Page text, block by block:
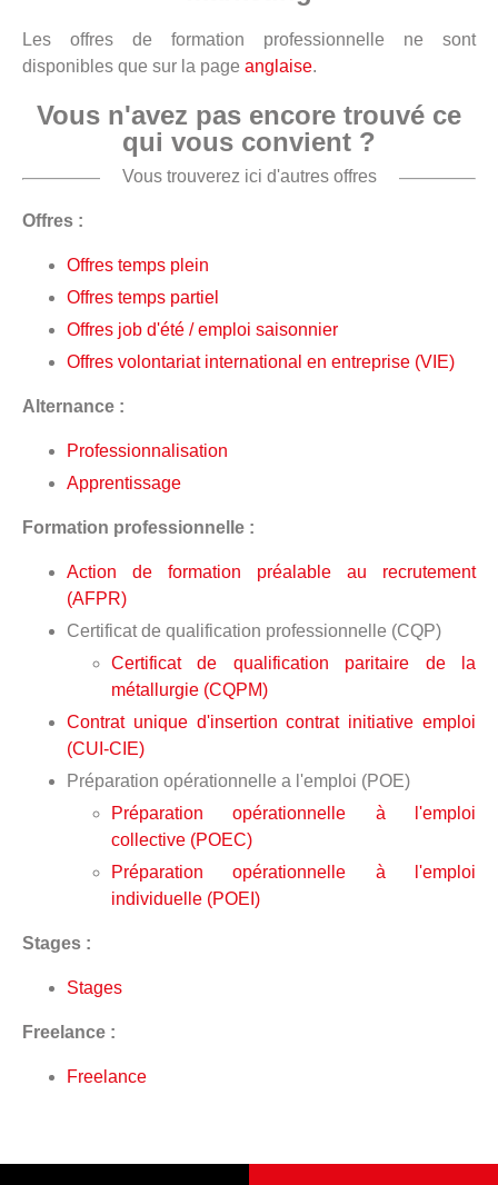
Les offres de formation professionnelle ne sont
disponibles que sur la page anglaise.
Vous n'avez pas encore trouvé ce
qui vous convient ?
Vous trouverez ici d'autres offres
Offres :
Offres temps plein
Offres temps partiel
Offres job d'été / emploi saisonnier
Offres volontariat international en entreprise (VIE)
Alternance :
Professionnalisation
Apprentissage
Formation professionnelle :
Action de formation préalable au recrutement
(AFPR)
Certificat de qualification professionnelle (CQP)
Certificat de qualification paritaire de la
métallurgie (CQPM)
Contrat unique d'insertion contrat initiative emploi
(CUI-CIE)
Préparation opérationnelle a l'emploi (POE)
Préparation opérationnelle à l'emploi
collective (POEC)
Préparation opérationnelle à l'emploi
individuelle (POEI)
Stages :
Stages
Freelance :
Freelance